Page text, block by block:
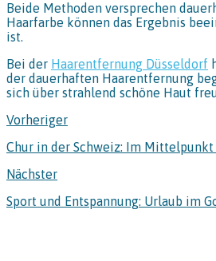
Beide Methoden versprechen
Haarfarbe können das Ergebnis
ist.
Bei der Haarentfernung Düsseldorf
der dauerhaften Haarentfernung
sich über strahlend schöne Haut
Vorheriger
Chur in der Schweiz: Im
Nächster
Sport und Entspannung: Urlaub im